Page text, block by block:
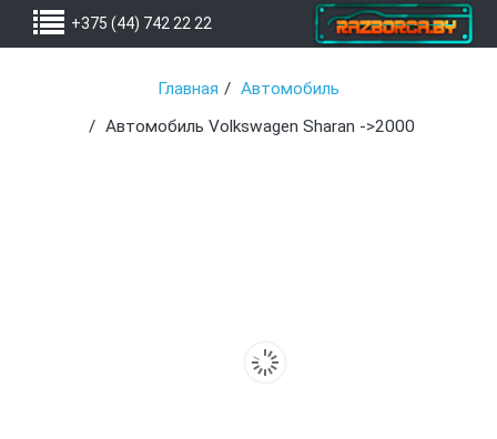
+375 (44) 742 22 22
Главная
Автомобиль
Автомобиль Volkswagen Sharan ->2000